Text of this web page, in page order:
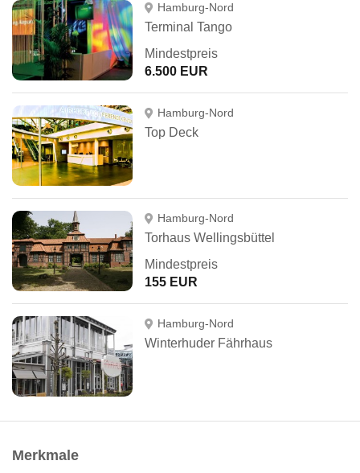
Hamburg-Nord
Terminal Tango
Mindestpreis
6.500 EUR
Hamburg-Nord
Top Deck
Hamburg-Nord
Torhaus Wellingsbüttel
Mindestpreis
155 EUR
Hamburg-Nord
Winterhuder Fährhaus
Merkmale